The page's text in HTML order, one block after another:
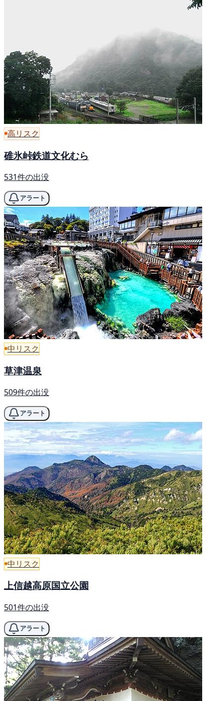
高リスク
碓氷峠鉄道文化むら
531件の出没
アラート
中リスク
草津温泉
509件の出没
アラート
中リスク
上信越高原国立公園
501件の出没
アラート